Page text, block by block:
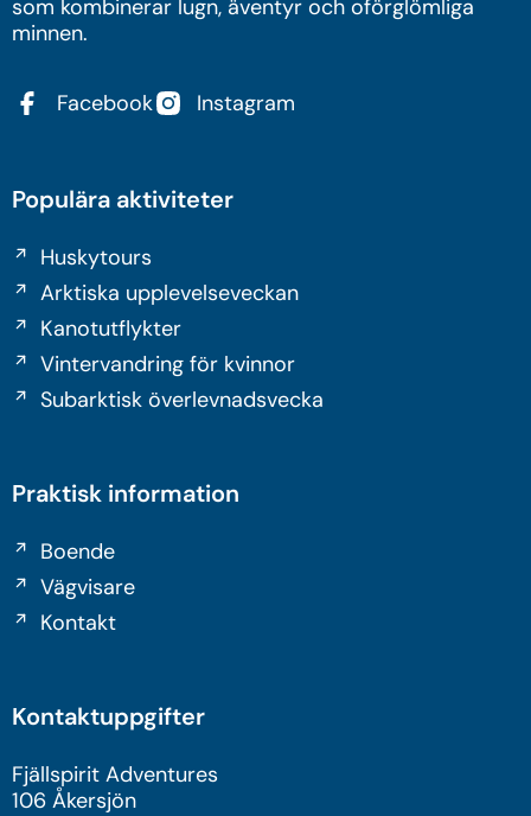
som kombinerar lugn, äventyr och oförglömliga
minnen.
Facebook Instagram
Populära aktiviteter
Huskytours
Arktiska upplevelseveckan
Kanotutflykter
Vintervandring för kvinnor
Subarktisk överlevnadsvecka
Praktisk information
Boende
Vägvisare
Kontakt
Kontaktuppgifter
Fjällspirit Adventures
106 Åkersjön